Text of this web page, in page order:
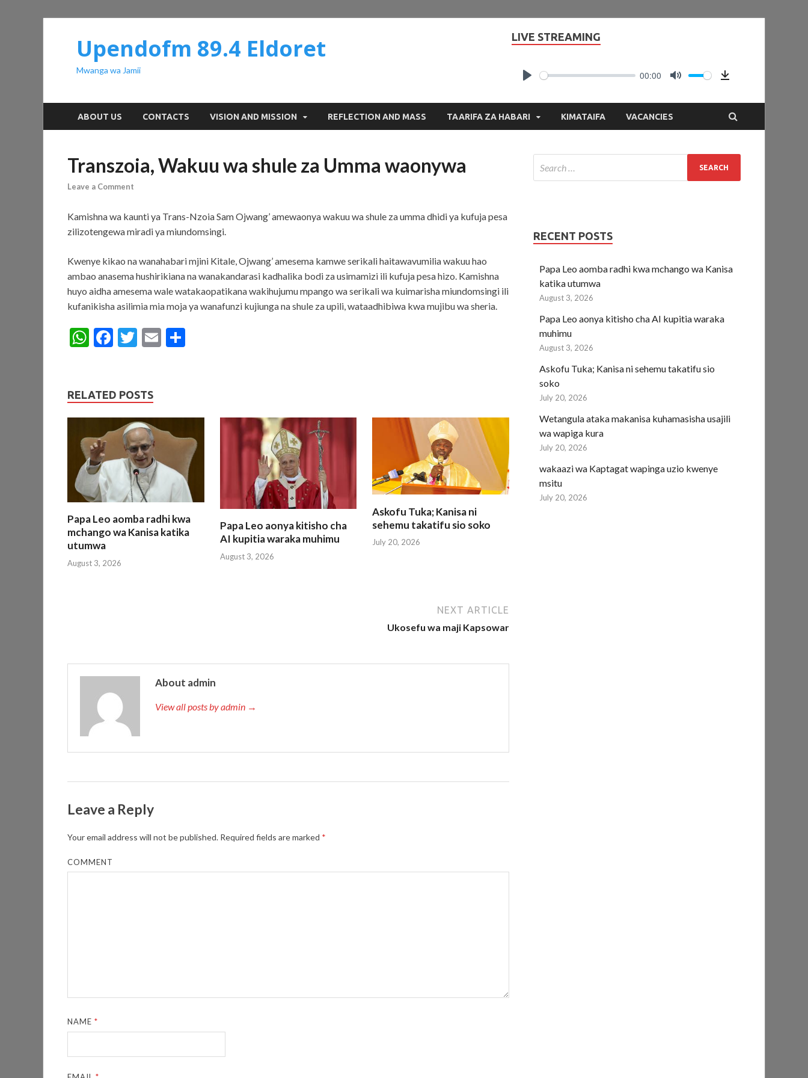
Upendofm 89.4 Eldoret
Mwanga wa Jamii
LIVE STREAMING
00:00
ABOUT US CONTACTS VISION AND MISSION REFLECTION AND MASS TAARIFA ZA HABARI KIMATAIFA VACANCIES
Transzoia, Wakuu wa shule za Umma waonywa
Leave a Comment
Kamishna wa kaunti ya Trans-Nzoia Sam Ojwang’ amewaonya wakuu wa shule za umma dhidi ya kufuja pesa
zilizotengewa miradi ya miundomsingi.
Kwenye kikao na wanahabari mjini Kitale, Ojwang’ amesema kamwe serikali haitawavumilia wakuu hao
ambao anasema hushirikiana na wanakandarasi kadhalika bodi za usimamizi ili kufuja pesa hizo. Kamishna
huyo aidha amesema wale watakaopatikana wakihujumu mpango wa serikali wa kuimarisha miundomsingi ili
kufanikisha asilimia mia moja ya wanafunzi kujiunga na shule za upili, wataadhibiwa kwa mujibu wa sheria.
W
s
A
p
p
F
b
o
o
k
T
er
E
RELATED POSTS
Papa Leo aomba radhi kwa
mchango wa Kanisa katika
utumwa
August 3, 2026
Papa Leo aonya kitisho cha
AI kupitia waraka muhimu
August 3, 2026
Askofu Tuka; Kanisa ni
sehemu takatifu sio soko
July 20, 2026
NEXT ARTICLE
Ukosefu wa maji Kapsowar
About admin
View all posts by admin →
Leave a Reply
Your email address will not be published. Required fields are marked *
COMMENT
NAME*
RECENT POSTS
Papa Leo aomba radhi kwa mchango wa Kanisa
katika utumwa
August 3, 2026
Papa Leo aonya kitisho cha AI kupitia waraka
muhimu
August 3, 2026
Askofu Tuka; Kanisa ni sehemu takatifu sio
soko
July 20, 2026
Wetangula ataka makanisa kuhamasisha usajili
wa wapiga kura
July 20, 2026
wakaazi wa Kaptagat wapinga uzio kwenye
msitu
July 20, 2026